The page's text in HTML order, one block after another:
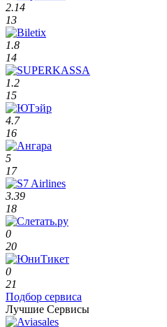
2.14
13
1.8
14
1.2
15
4.7
16
5
17
3.39
18
0
20
0
21
Подбор сервиса
Лучшие Сервисы